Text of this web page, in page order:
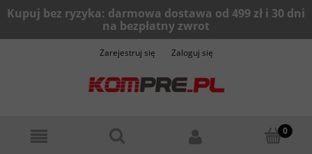
Zarejestruj się Zaloguj się